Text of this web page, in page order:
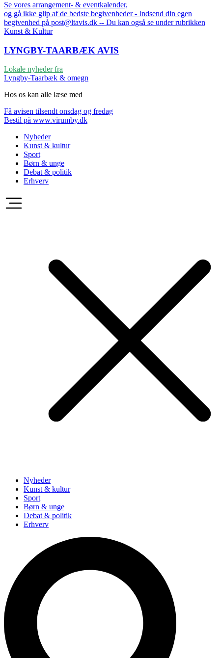
Se vores arrangement- & eventkalender,
og gå ikke glip af de bedste begivenheder - Indsend din egen
begivenhed på post@ltavis.dk -- Du kan også se under rubrikken
Kunst & Kultur
LYNGBY-TAARBÆK AVIS
Lokale nyheder fra
Lyngby-Taarbæk & omegn
Hos os kan alle læse med
Få avisen tilsendt onsdag og fredag
Bestil på www.virumby.dk
Nyheder
Kunst & kultur
Sport
Børn & unge
Debat & politik
Erhverv
Nyheder
Kunst & kultur
Sport
Børn & unge
Debat & politik
Erhverv